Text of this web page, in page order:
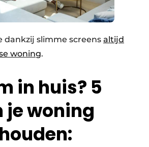
dankzij slimme screens altijd
woning.
in huis? 5
je woning